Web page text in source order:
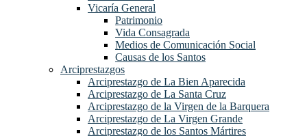
Vicaría General
Patrimonio
Vida Consagrada
Medios de Comunicación Social
Causas de los Santos
Arciprestazgos
Arciprestazgo de La Bien Aparecida
Arciprestazgo de La Santa Cruz
Arciprestazgo de la Virgen de la Barquera
Arciprestazgo de La Virgen Grande
Arciprestazgo de los Santos Mártires